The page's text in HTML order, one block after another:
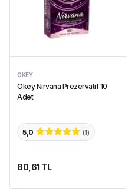
OKEY
Okey Nirvana Prezervatif 10
Adet
5,0 (1)
80,61 TL